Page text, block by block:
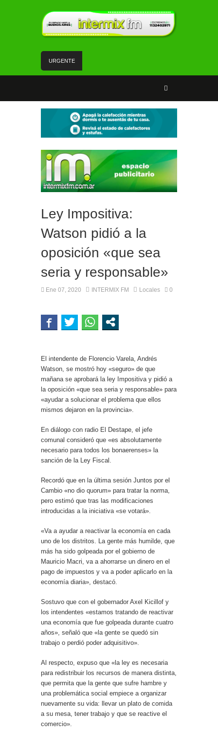
URGENTE
su viaje de egresados para cantar en la semifinal
de un programa de TV
La Red SUBE dejó de aplicar el 50% de
La Patrulla Urbana Municipal secuestró 11
vehículos durante un operativo de control en
Ezpeleta
Andrés Watson junto a vecinos y vecinas de San
Ley Impositiva:
Watson pidió a la
oposición «que sea
seria y responsable»
Ene 07, 2020 INTERMIX FM Locales 0
El intendente de Florencio Varela, Andrés
Watson, se mostró hoy «seguro» de que
mañana se aprobará la ley Impositiva y pidió a
la oposición «que sea seria y responsable» para
«ayudar a solucionar el problema que ellos
mismos dejaron en la provincia».
En diálogo con radio El Destape, el jefe
comunal consideró que «es absolutamente
necesario para todos los bonaerenses» la
sanción de la Ley Fiscal.
Recordó que en la última sesión Juntos por el
Cambio «no dio quorum» para tratar la norma,
pero estimó que tras las modificaciones
introducidas a la iniciativa «se votará».
«Va a ayudar a reactivar la economía en cada
uno de los distritos. La gente más humilde, que
más ha sido golpeada por el gobierno de
Mauricio Macri, va a ahorrarse un dinero en el
pago de impuestos y va a poder aplicarlo en la
economía diaria», destacó.
Sostuvo que con el gobernador Axel Kicillof y
los intendentes «estamos tratando de reactivar
una economía que fue golpeada durante cuatro
años», señaló que «la gente se quedó sin
trabajo o perdió poder adquisitivo».
Al respecto, expuso que «la ley es necesaria
para redistribuir los recursos de manera distinta,
que permita que la gente que sufre hambre y
una problemática social empiece a organizar
nuevamente su vida: llevar un plato de comida
a su mesa, tener trabajo y que se reactive el
comercio».